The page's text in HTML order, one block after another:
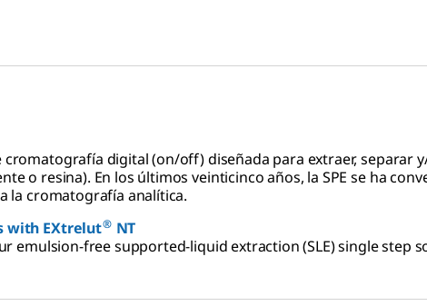
cromatografía digital (on/off) diseñada para extraer, separar
o resina). En los últimos veinticinco años, la SPE se ha
la cromatografía analítica.
with EXtrelut® NT
emulsion-free supported-liquid extraction (SLE) single step